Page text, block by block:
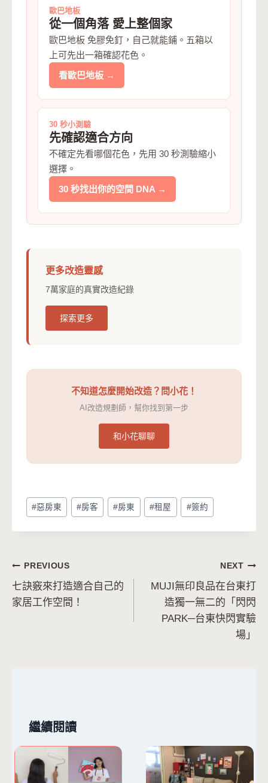
歐巴地板
從一個角落 愛上整個家
歐巴地板 免膠免釘，自己就能鋪。五箱以
上可先出一箱確認花色。
看歐巴地板 →
30 秒小測驗
先確認適合方向
不確定先看哪個花色，先用 30 秒測驗縮小
選擇。
30 秒找出你的空間 DNA →
更多改造靈感
7萬家庭的真實改造紀錄
探索更多
不知道怎麼開始改造？問小花！
AI改造規劃師，幫你找到第一步
和小花聊聊
Post
Tags:
#惡房東 #房客 #房東 #租屋 #簽約
文
章
PREVIOUS
七訣竅來打造適合自己的
家居工作空間！
NEXT
MUJI無印良品在台東打
造獨一無二的「閃閃
PARK─台東快閃實驗
場」
繼續閱讀